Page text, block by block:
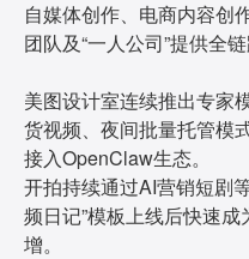
自媒体创作、电商内容创
团队及“一人公司”提供全链
美图设计室连续推出专家
货视频、夜间批量托管模
接入OpenClaw生态。
开拍持续通过AI营销短剧
频日记”模板上线后快速
增。